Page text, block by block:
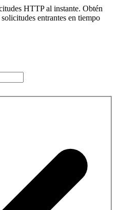
HTTP al instante. Obtén
entrantes en tiempo